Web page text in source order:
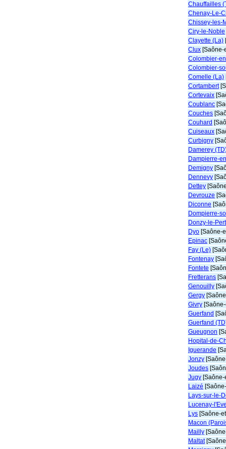
Chauffailles
Chenay-Le-
Chissey-les-
Ciry-le-Noble
Clayette (La)
Clux [Saône-
Colombier-
Colombier-
Comelle (La)
Cortambert
Cortevaix
Coublanc
Couches
Couhard
Cuiseaux
Curbigny
Damerey
Dampierre-
Demigny
Dennevy
Dettey
Devrouze
Diconne
Dompierre-
Donzy-le-
Dyo [Saône-
Epinac
Fay (Le)
Fontenay
Fontete
Fretterans
Genouilly
Gergy
Givry
Guerfand
Guerfand
Gueugnon
Hopital-de-
Iguerande
Jonzy
Joudes
Jugy
Laizé
Lays-sur-le-
Lucenay-
Lys [Saône-
Macon
Mailly
Maltat